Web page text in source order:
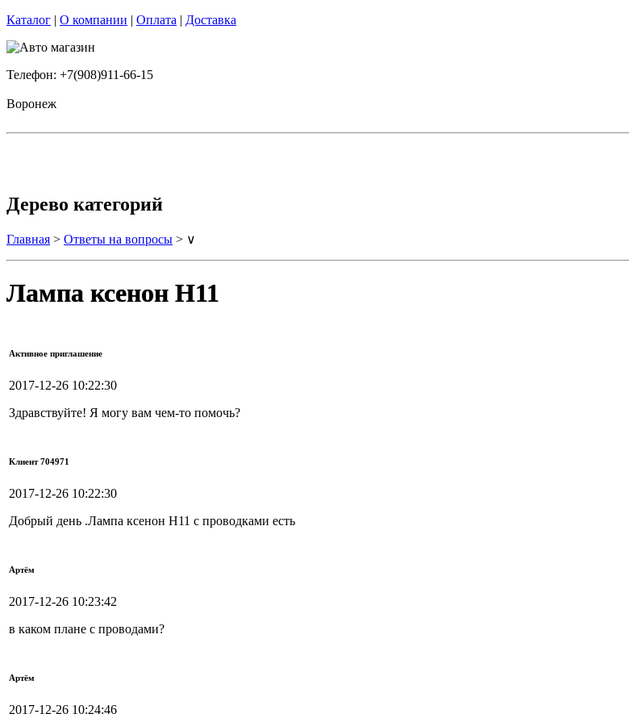
Каталог | О компании | Оплата | Доставка
Телефон: +7(908)911-66-15
Воронеж
Дерево категорий
Главная > Ответы на вопросы > ∨
Лампа ксенон Н11
Активное приглашение
2017-12-26 10:22:30
Здравствуйте! Я могу вам чем-то помочь?
Клиент 704971
2017-12-26 10:22:30
Добрый день .Лампа ксенон Н11 с проводками есть
Артём
2017-12-26 10:23:42
в каком плане с проводами?
Артём
2017-12-26 10:24:46